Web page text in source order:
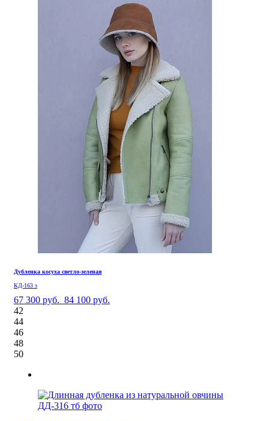
Дубленка косуха светло-зеленая
КД-163 з
67 300 руб. 84 100 руб.
42
44
46
48
50